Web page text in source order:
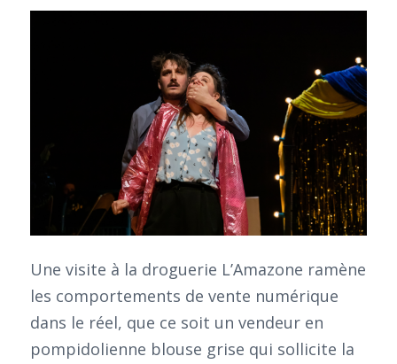
Une visite à la droguerie L’Amazone ramène
les comportements de vente numérique
dans le réel, que ce soit un vendeur en
pompidolienne blouse grise qui sollicite la